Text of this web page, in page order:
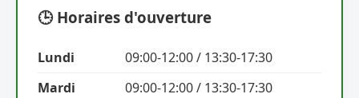
🕒 Horaires d'ouverture
Lundi
09:00-12:00 / 13:30-17:30
Mardi
09:00-12:00 / 13:30-17:30